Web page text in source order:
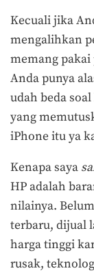
Kecuali jika
mengalihkan
memang
Anda punya
udah beda
yang
iPhone itu ya
Kenapa saya
HP adalah
nilainya.
terbaru, dijual
harga tinggi
rusak,